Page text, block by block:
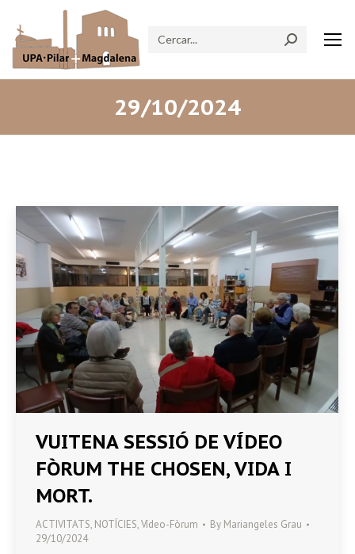
Search:
29/10/2024
VUITENA SESSIÓ DE VÍDEO
FÒRUM THE CHOSEN, VIDA I
MORT.
ACTIVITATS, NOTÍCIES,Vídeo-Fòrum By Mariangeles Grau
29/10/2024